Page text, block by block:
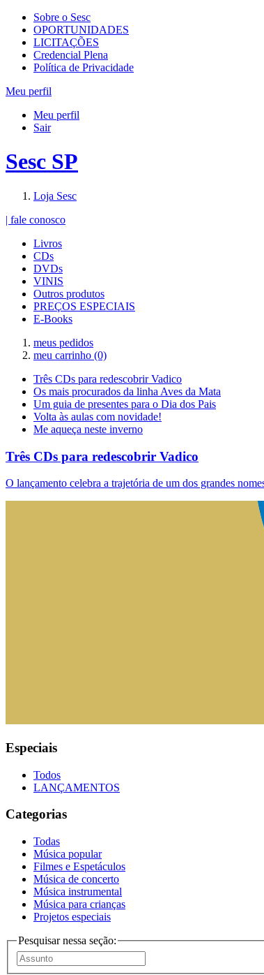
Sobre o Sesc
OPORTUNIDADES
LICITAÇÕES
Credencial Plena
Política de Privacidade
Meu perfil
Meu perfil
Sair
Sesc SP
Loja Sesc
| fale conosco
Livros
CDs
DVDs
VINIS
Outros produtos
PREÇOS ESPECIAIS
E-Books
meus pedidos
meu carrinho (0)
Três CDs para redescobrir Vadico
Os mais procurados da linha Aves da Mata
Um guia de presentes para o Dia dos Pais
Volta às aulas com novidade!
Me aqueça neste inverno
Três CDs para redescobrir Vadico
O lançamento celebra a trajetória de um dos grandes
Especiais
Todos
LANÇAMENTOS
Categorias
Todas
Música popular
Filmes e Espetáculos
Música de concerto
Música instrumental
Música para crianças
Projetos especiais
Pesquisar nessa seção: